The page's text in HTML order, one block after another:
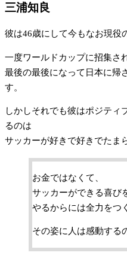
三浦知良
彼は46歳にして今もなお現役
一度ワールドカップに招集さ
最後の最後になって日本に帰
す。
しかしそれでも彼はポジティ
るのは
サッカーが好きで好きでたま
お金ではなくて、
サッカーができる喜び
やるからには全力をつ
その姿に人は感動する